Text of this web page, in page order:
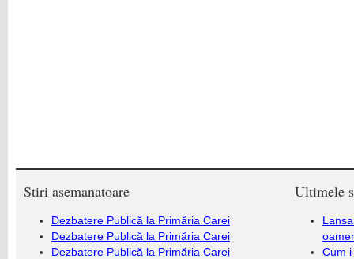
Stiri asemanatoare
Dezbatere Publică la Primăria Carei
Dezbatere Publică la Primăria Carei
Dezbatere Publică la Primăria Carei
Ultimele
Cum